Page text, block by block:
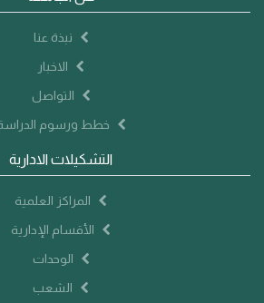
نبذة عنا
الاخبار
التواصل
خطط ورسوم
التشكيلات الادارية
المراكز العلمية
الأقسام الإدارية
الوحدات
الشعب